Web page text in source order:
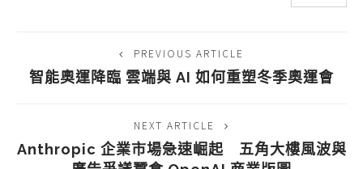
PREVIOUS ARTICLE
智能奧運降臨 雲端與 AI 如何重塑冬季奧運會
NEXT ARTICLE
Anthropic 企業市場急速崛起 五角大樓風波與